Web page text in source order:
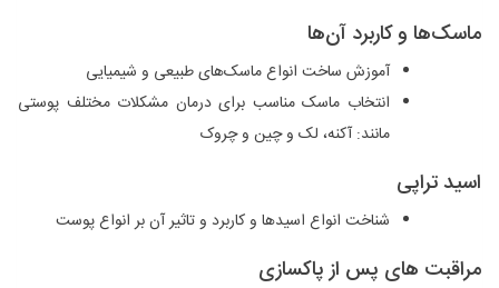
ماسک‌ها و کاربرد آن‌ها
آموزش ساخت انواع ماسک‌های طبیعی و شیمیایی
انتخاب ماسک مناسب برای درمان مشکلات مختلف پوستی
مانند: آکنه، لک و چین و چروک
اسید تراپی
شناخت انواع اسیدها و کاربرد و تاثیر آن بر انواع پوست
مراقبت ‌های پس از پاکسازی